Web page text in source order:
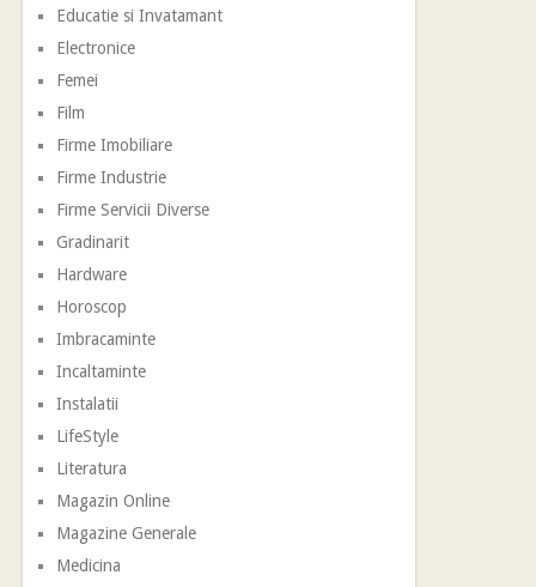
Educatie si Invatamant
Electronice
Femei
Film
Firme Imobiliare
Firme Industrie
Firme Servicii Diverse
Gradinarit
Hardware
Horoscop
Imbracaminte
Incaltaminte
Instalatii
LifeStyle
Literatura
Magazin Online
Magazine Generale
Medicina